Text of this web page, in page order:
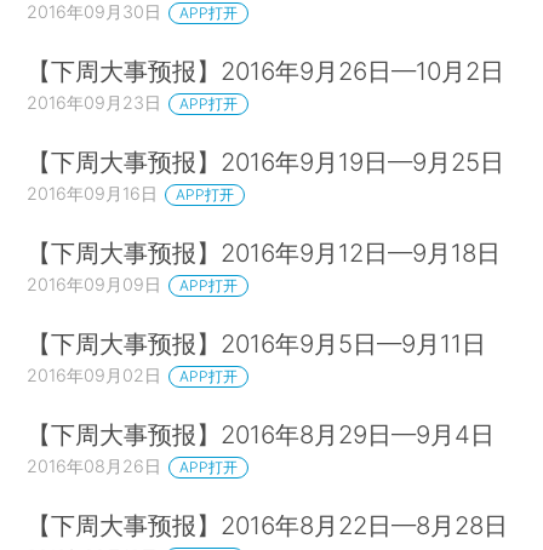
2016年09月30日 APP打开
【下周大事预报】2016年9月26日—10月2日
2016年09月23日 APP打开
【下周大事预报】2016年9月19日—9月25日
2016年09月16日 APP打开
【下周大事预报】2016年9月12日—9月18日
2016年09月09日 APP打开
【下周大事预报】2016年9月5日—9月11日
2016年09月02日 APP打开
【下周大事预报】2016年8月29日—9月4日
2016年08月26日 APP打开
【下周大事预报】2016年8月22日—8月28日